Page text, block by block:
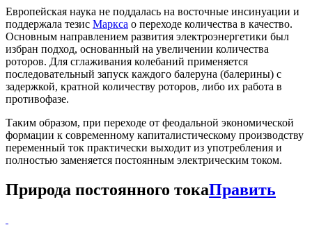
Европейская наука не поддалась на восточные инсинуации и
поддержала тезис Маркса о переходе количества в качество.
Основным направлением развития электроэнергетики был
избран подход, основанный на увеличении количества
роторов. Для сглаживания колебаний применяется
последовательный запуск каждого балеруна (балерины) с
задержкой, кратной количеству роторов, либо их работа в
противофазе.
Таким образом, при переходе от феодальной экономической
формации к современному капиталистическому производству
переменный ток практически выходит из употребления и
полностью заменяется постоянным электрическим током.
Природа постоянного токаПравить